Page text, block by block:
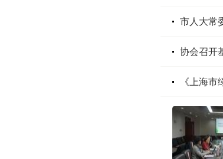
市人大常
协会召开
《上海